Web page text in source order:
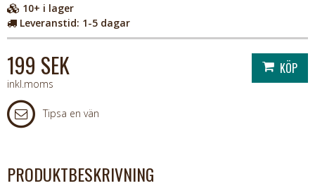
10+ i lager
Leveranstid: 1-5 dagar
199 SEK
inkl.moms
Tipsa en vän
PRODUKTBESKRIVNING